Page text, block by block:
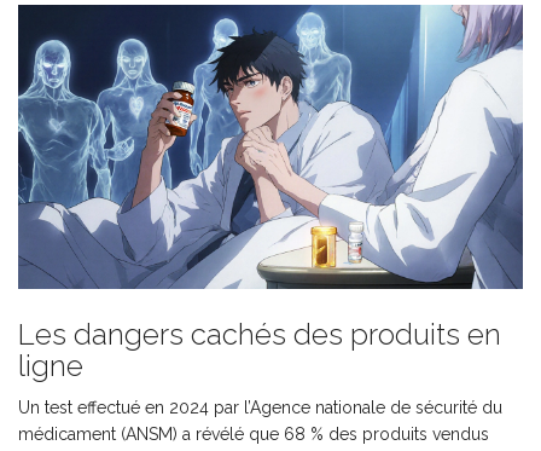
Les dangers cachés des produits en
ligne
Un test effectué en 2024 par l’Agence nationale de sécurité du
médicament (ANSM) a révélé que 68 % des produits vendus